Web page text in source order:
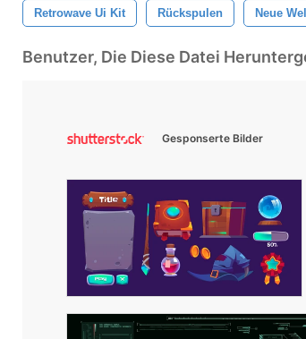
Retrowave Ui Kit Rückspulen Neue
Benutzer, Die Diese Datei
Gesponserte Bilder